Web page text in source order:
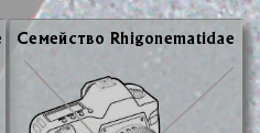
Се­мей­ство Rhigonematidae